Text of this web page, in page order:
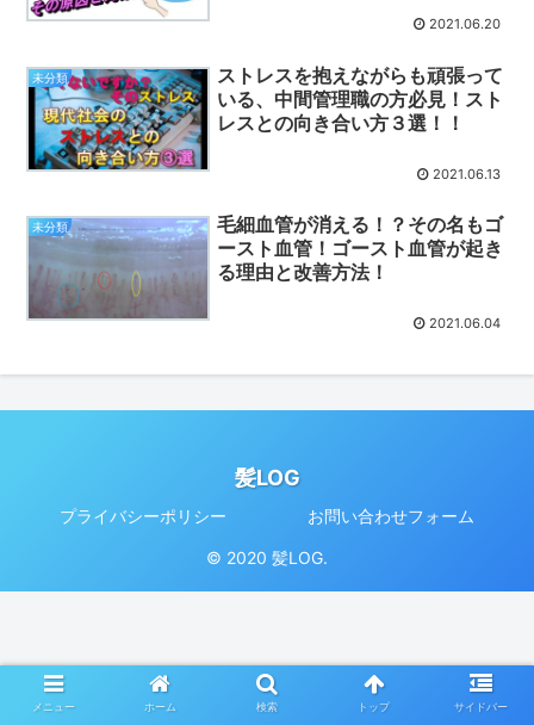
2021.06.20
未分類
ストレスを抱えながらも頑張って
いる、中間管理職の方必見！スト
レスとの向き合い方３選！！
2021.06.13
未分類
毛細血管が消える！？その名もゴ
ースト血管！ゴースト血管が起き
る理由と改善方法！
2021.06.04
髪LOG
プライバシーポリシー お問い合わせフォーム
© 2020 髪LOG.
メニュー ホーム 検索 トップ サイドバー